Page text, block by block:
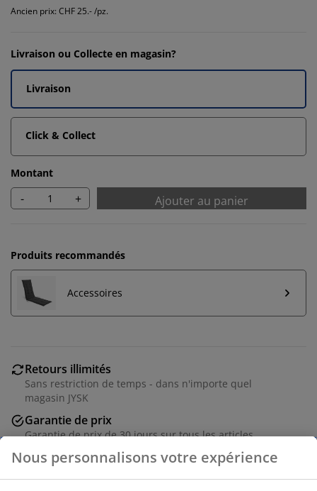
Ancien prix: CHF 25.- /pz.
Livraison ou Collecte en magasin?
Livraison
Click & Collect
Montant
- + Ajouter au panier
Produits recommandés
Accessoires
Retours illimités
Sans restriction de temps - dans n'importe quel
magasin JYSK
Garantie de prix
Garantie de prix de 30 jours sur tous les articles
Options de livraison flexibles
Nous personnalisons votre expérience